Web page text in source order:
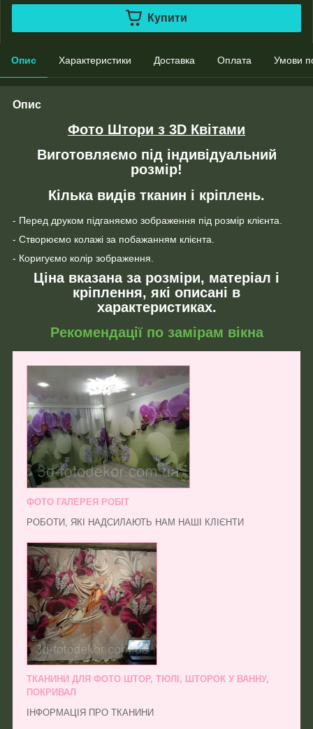
Купити
Опис Характеристики Доставка Оплата Умови
Опис
Фото Штори з 3D Квітами
Виготовляємо під індивідуальний
розмір!
Кілька видів тканин і кріплень.
- Перед друком підганяємо зображення під розмір клієнта.
- Створюємо колажі за побажанням клієнта.
- Коригуємо колір зображення.
Ціна вказана за розміри, матеріал і
кріплення, які описані в
характеристиках.
Рекомендації по замірам вікна
ФОТО ГАЛЕРЕЯ РОБІТ
РОБОТИ, ЯКІ НАДСИЛАЮТЬ НАМ НАШІ КЛІЄНТИ
ТКАНИНИ ДЛЯ ФОТО ШТОР, ТЮЛІ, ШТОРОК У ВАННУ,
ПОКРИВАЛ
ІНФОРМАЦІЯ ПРО ТКАНИНИ